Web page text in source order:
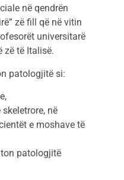
në qendrën
zë fill që në vitin
universitarë
zë të Italisë.
patologjitë si:
në
e moshave të
patologjitë